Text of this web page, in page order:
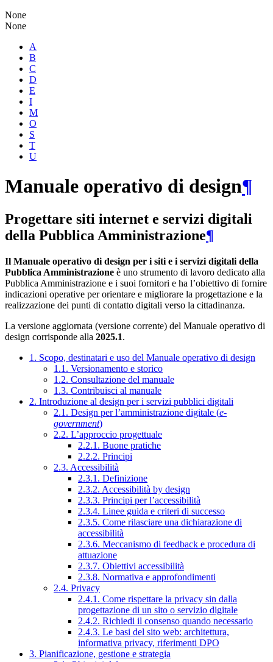
None
None
A
B
C
D
E
I
M
O
S
T
U
Manuale operativo di design¶
Progettare siti internet e servizi digitali
della Pubblica Amministrazione¶
Il Manuale operativo di design per i siti e i servizi digitali della
Pubblica Amministrazione è uno strumento di lavoro dedicato alla
Pubblica Amministrazione e i suoi fornitori e ha l’obiettivo di fornire
indicazioni operative per orientare e migliorare la progettazione e la
realizzazione dei punti di contatto digitali verso la cittadinanza.
La versione aggiornata (versione corrente) del Manuale operativo di
design corrisponde alla 2025.1.
1. Scopo, destinatari e uso del Manuale operativo di design
1.1. Versionamento e storico
1.2. Consultazione del manuale
1.3. Contribuisci al manuale
2. Introduzione al design per i servizi pubblici digitali
2.1. Design per l’amministrazione digitale (e-
government)
2.2. L’approccio progettuale
2.2.1. Buone pratiche
2.2.2. Principi
2.3. Accessibilità
2.3.1. Definizione
2.3.2. Accessibilità by design
2.3.3. Principi per l’accessibilità
2.3.4. Linee guida e criteri di successo
2.3.5. Come rilasciare una dichiarazione di
accessibilità
2.3.6. Meccanismo di feedback e procedura di
attuazione
2.3.7. Obiettivi accessibilità
2.3.8. Normativa e approfondimenti
2.4. Privacy
2.4.1. Come rispettare la privacy sin dalla
progettazione di un sito o servizio digitale
2.4.2. Richiedi il consenso quando necessario
2.4.3. Le basi del sito web: architettura,
informativa privacy, riferimenti DPO
3. Pianificazione, gestione e strategia